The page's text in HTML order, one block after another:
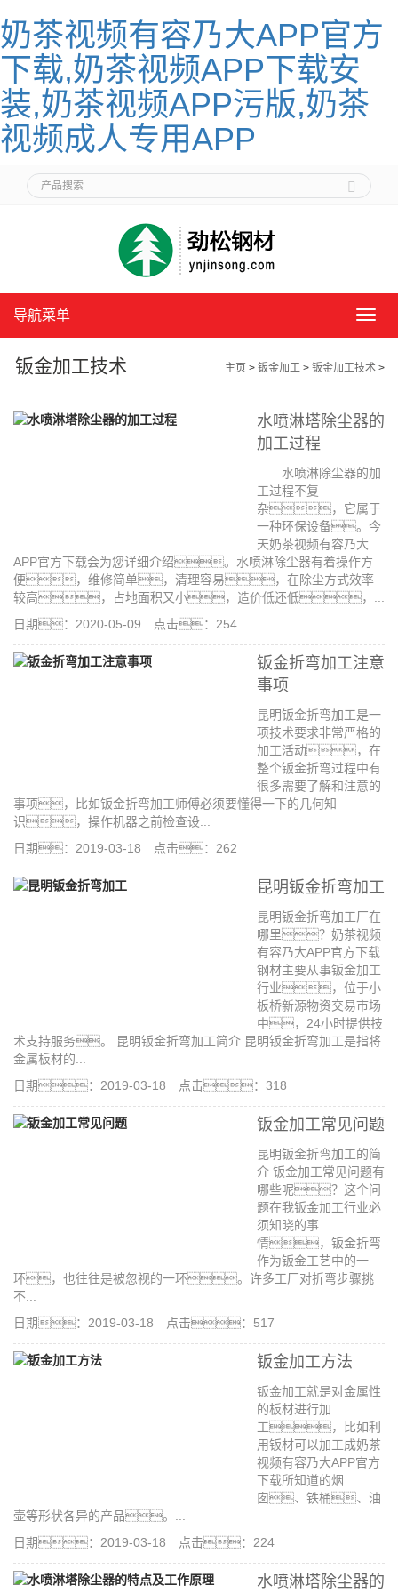
奶茶视频有容乃大APP官方
下载,奶茶视频APP下载安
装,奶茶视频APP污版,奶茶
视频成人专用APP
导
单
导航菜单
钣金加工技术 主页 > 钣金加工 > 钣金加工技术 >
水喷淋塔除尘器的
加工过程
水喷淋除尘器的加
工过程不复
杂，它属于
一种环保设备。今
天奶茶视频有容乃大
APP官方下载会为您详细介绍。水喷淋除尘器有着操作方
便，维修简单，清理容易，在除尘方式效率
较高，占地面积又小，造价低还低，...
日期：2020-05-09 点击：254
钣金折弯加工注意
事项
昆明钣金折弯加工是一
项技术要求非常严格的
加工活动，在
整个钣金折弯过程中有
很多需要了解和注意的
事项，比如钣金折弯加工师傅必须要懂得一下的几何知
识，操作机器之前检查设...
日期：2019-03-18 点击：262
昆明钣金折弯加工
昆明钣金折弯加工厂在
哪里？奶茶视频
有容乃大APP官方下载
钢材主要从事钣金加工
行业，位于小
板桥新源物资交易市场
中，24小时提供技
术支持服务。 昆明钣金折弯加工简介 昆明钣金折弯加工是指将
金属板材的...
日期：2019-03-18 点击：318
钣金加工常见问题
昆明钣金折弯加工的简
介 钣金加工常见问题有
哪些呢？这个问
题在我钣金加工行业必
须知晓的事
情，钣金折弯
作为钣金工艺中的一
环，也往往是被忽视的一环。许多工厂对折弯步骤挑
不...
日期：2019-03-18 点击：517
钣金加工方法
钣金加工就是对金属性
的板材进行加
工，比如利
用钣材可以加工成奶茶
视频有容乃大APP官方
下载所知道的烟
囱、铁桶、油
壶等形状各异的产品。...
日期：2019-03-18 点击：224
水喷淋塔除尘器的